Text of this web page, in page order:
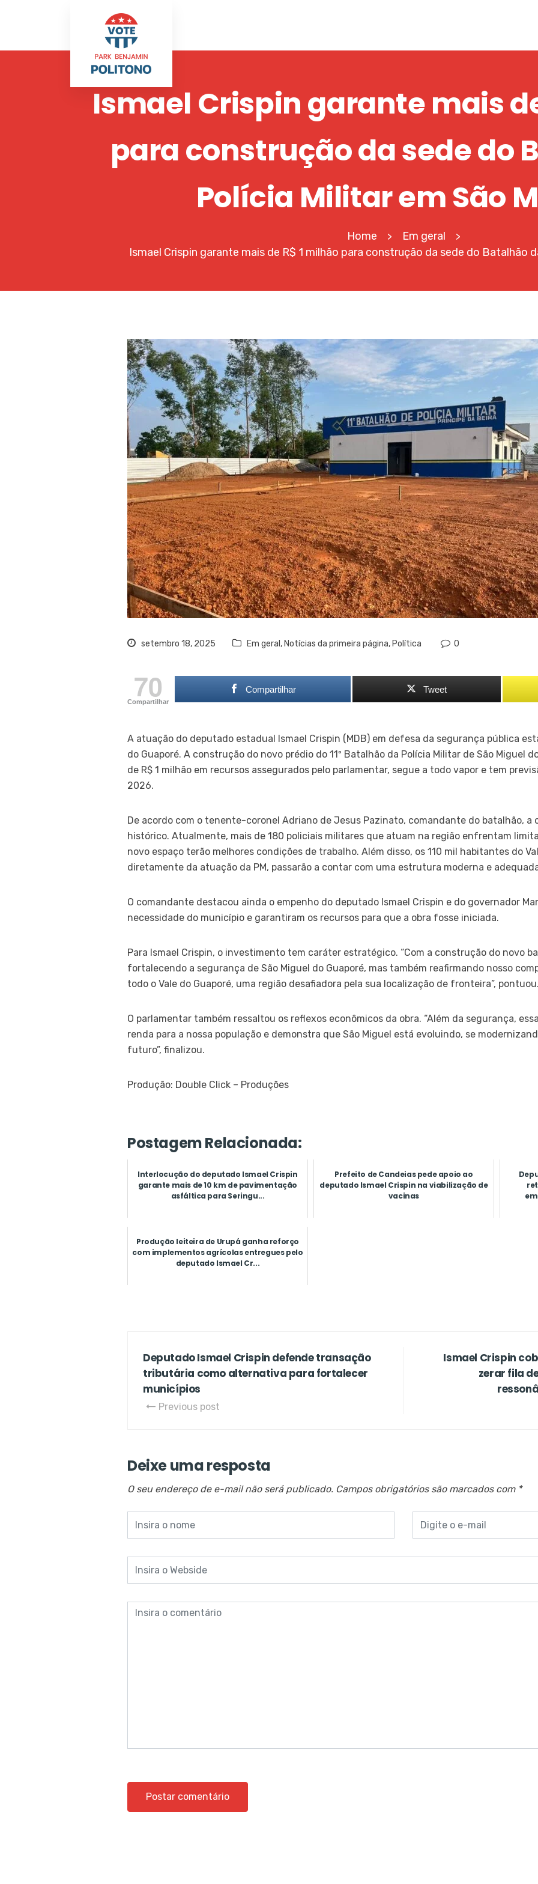
Ismael Crispin garante mais
para construção da sede do
Polícia Militar em São
Home > Em geral >
Ismael Crispin garante mais de R$ 1 milhão para construção da sede do Batalhão
setembro 18, 2025 Em geral , Notícias da primeira página, Política 0
70
Compartilhar
Compartilhar Tweet
A atuação do deputado estadual Ismael Crispin (MDB) em defesa da segurança pública
do Guaporé. A construção do novo prédio do 11º Batalhão da Polícia Militar de São Miguel
de R$ 1 milhão em recursos assegurados pelo parlamentar, segue a todo vapor e tem
2026.
De acordo com o tenente-coronel Adriano de Jesus Pazinato, comandante do batalhão, a
histórico. Atualmente, mais de 180 policiais militares que atuam na região enfrentam
novo espaço terão melhores condições de trabalho. Além disso, os 110 mil habitantes do
diretamente da atuação da PM, passarão a contar com uma estrutura moderna e
O comandante destacou ainda o empenho do deputado Ismael Crispin e do governador
necessidade do município e garantiram os recursos para que a obra fosse iniciada.
Para Ismael Crispin, o investimento tem caráter estratégico. “Com a construção do novo
fortalecendo a segurança de São Miguel do Guaporé, mas também reafirmando nosso
todo o Vale do Guaporé, uma região desafiadora pela sua localização de fronteira”,
O parlamentar também ressaltou os reflexos econômicos da obra. “Além da segurança,
renda para a nossa população e demonstra que São Miguel está evoluindo, se
futuro”, finalizou.
Produção: Double Click – Produções
Postagem Relacionada:
Interlocução do deputado Ismael Crispin
garante mais de 10 km de pavimentação
asfáltica para Seringu...
Prefeito de Candeias pede apoio ao
deputado Ismael Crispin na viabilização de
vacinas
Produção leiteira de Urupá ganha reforço
com implementos agrícolas entregues pelo
deputado Ismael Cr...
Deputado Ismael Crispin defende transação
tributária como alternativa para fortalecer
municípios
Previous post
Ismael Crispin
zerar fila
Deixe uma resposta
O seu endereço de e-mail não será publicado. Campos obrigatórios são marcados com *